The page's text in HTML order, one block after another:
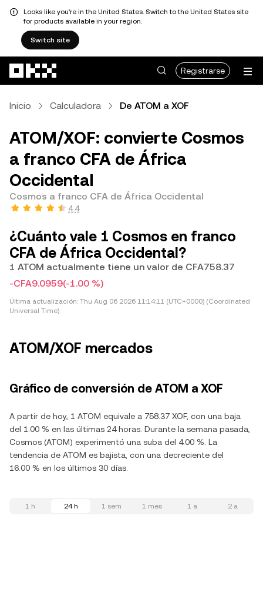
Looks like you're in the United States. Switch to the United States site
for products available in your region.
Switch site
Registrarse
Inicio Calculadora De ATOM a XOF
ATOM/XOF: convierte Cosmos
a franco CFA de África
Occidental
Cosmos a franco CFA de África Occidental
4.4
¿Cuánto vale 1 Cosmos en franco
CFA de África Occidental?
1 ATOM actualmente tiene un valor de CFA758.37
-CFA9.0959(-1.00 %)
Última actualización: Thu Aug 06 2026 11:14:11 (UTC+0000) (Coordinated
Universal Time)
ATOM/XOF mercados
Gráfico de conversión de ATOM a XOF
A partir de hoy, 1 ATOM equivale a 758.37 XOF, con una baja
del 1.00 % en las últimas 24 horas. Durante la semana pasada,
Cosmos (ATOM) experimentó una suba del 4.00 %. La
tendencia de ATOM es bajista, con una decreciente del
16.00 % en los últimos 30 días.
1 h 24 h 1 sem 1 mes 1 a 2 a